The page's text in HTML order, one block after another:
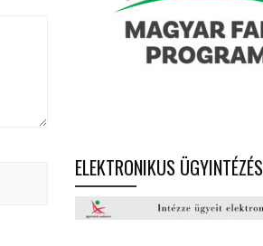
ELEKTRONIKUS ÜGYINTÉZÉS